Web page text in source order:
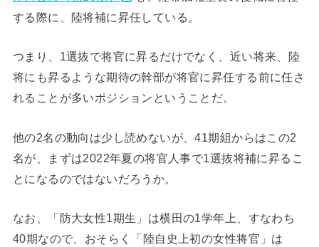
する際に、陸将補に昇任している。
つまり、1選抜で将官に昇るだけでなく、近い将来、陸
将にも昇るような期待の幹部が将官に昇任する前に任さ
れることが多いポジションということだ。
他の2名の動向は少し読めないが、41期組からはこの2
名が、まずは2022年夏の将官人事で1選抜将補に昇るこ
とになるのではないだろうか。
なお、「防大女性1期生」は横田の1学年上、すなわち
40期なので、おそらく「陸自史上初の女性将官」は